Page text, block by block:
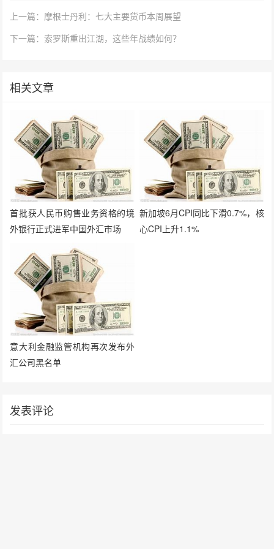
上一篇：摩根士丹利：七大主要货币本周展望
下一篇：索罗斯重出江湖，这些年战绩如何？
相关文章
首批获人民币购售业务资格的境
外银行正式进军中国外汇市场
新加坡6月CPI同比下滑0.7%，核
心CPI上升1.1%
意大利金融监管机构再次发布外
汇公司黑名单
发表评论